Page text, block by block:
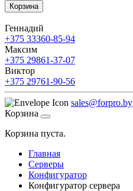
Корзина
Геннадий
+375 33360-85-94
Максим
+375 29861-37-07
Виктор
+375 29761-90-56
sales@forpro.by
Корзина
Корзина пуста.
Главная
Серверы
Конфигуратор
Конфигуратор сервера